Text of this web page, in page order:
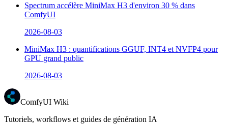
Spectrum accélère MiniMax H3 d'environ 30 % dans
ComfyUI
2026-08-03
MiniMax H3 : quantifications GGUF, INT4 et NVFP4 pour
GPU grand public
2026-08-03
ComfyUI Wiki
Tutoriels, workflows et guides de génération IA